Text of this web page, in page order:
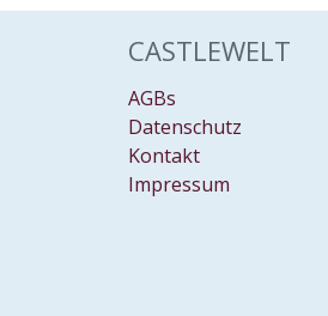
CASTLEWELT
AGBs
Datenschutz
Kontakt
Impressum